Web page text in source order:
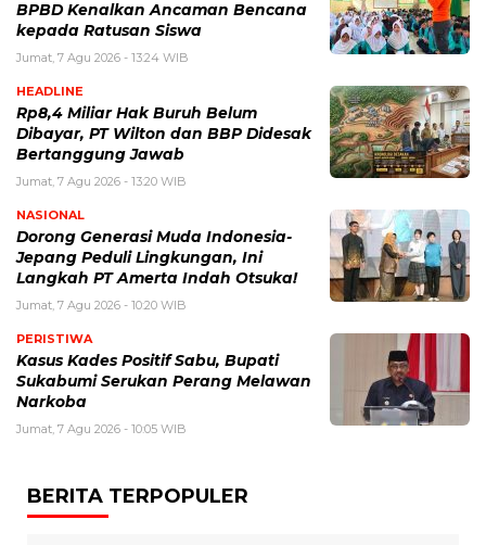
BPBD Kenalkan Ancaman Bencana
kepada Ratusan Siswa
Jumat, 7 Agu 2026 - 13:24 WIB
HEADLINE
Rp8,4 Miliar Hak Buruh Belum
Dibayar, PT Wilton dan BBP Didesak
Bertanggung Jawab
Jumat, 7 Agu 2026 - 13:20 WIB
NASIONAL
Dorong Generasi Muda Indonesia-
Jepang Peduli Lingkungan, Ini
Langkah PT Amerta Indah Otsuka!
Jumat, 7 Agu 2026 - 10:20 WIB
PERISTIWA
Kasus Kades Positif Sabu, Bupati
Sukabumi Serukan Perang Melawan
Narkoba
Jumat, 7 Agu 2026 - 10:05 WIB
BERITA TERPOPULER